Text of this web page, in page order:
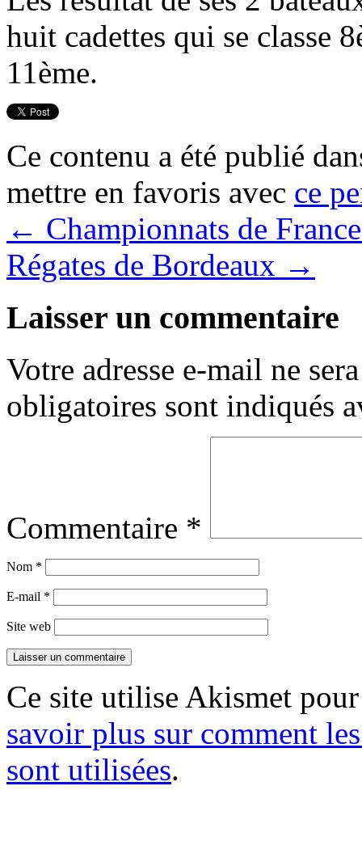
huit cadettes qui se classe
11ème.
Ce contenu a été publié
mettre en favoris avec ce
← Championnats de
Régates de Bordeaux →
Laisser un commentaire
Votre adresse e-mail ne
obligatoires sont indiqués
Commentaire *
Nom *
E-mail *
Site web
Ce site utilise Akismet
savoir plus sur comment
sont utilisées.